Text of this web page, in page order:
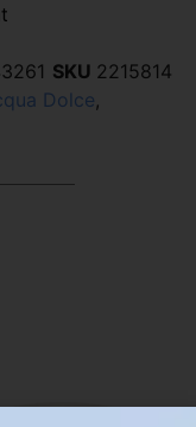
SKU 2215814
Dolce,